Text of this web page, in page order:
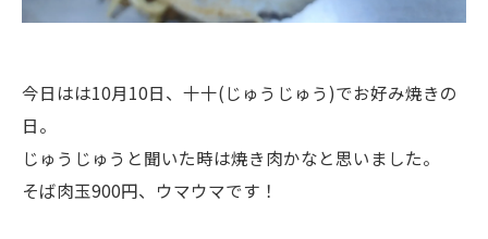
今日はは10月10日、十十(じゅうじゅう)でお好み焼きの
日。
じゅうじゅうと聞いた時は焼き肉かなと思いました。
そば肉玉900円、ウマウマです！